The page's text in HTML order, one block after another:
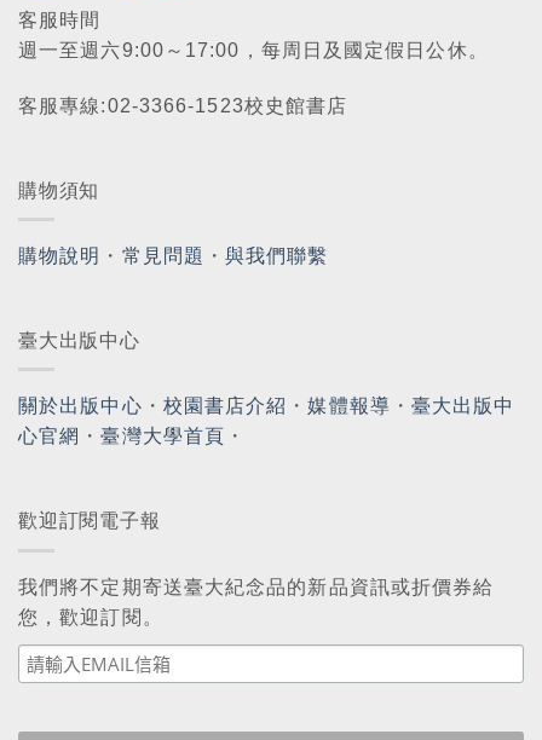
客服時間
週一至週六9:00～17:00，每周日及國定假日公休。
客服專線:02-3366-1523校史館書店
購物須知
購物說明 ・ 常見問題 ・與我們聯繫
臺大出版中心
關於出版中心 ・ 校園書店介紹 ・媒體報導 ・ 臺大出版中
心官網 ・臺灣大學首頁 ・
歡迎訂閱電子報
我們將不定期寄送臺大紀念品的新品資訊或折價券給
您，歡迎訂閱。